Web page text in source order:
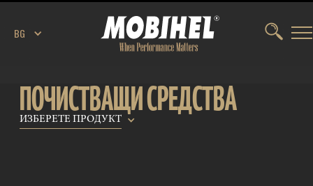
BG
ПОЧИСТВАЩИ СРЕДСТВА
ИЗБЕРЕТЕ ПРОДУКТ